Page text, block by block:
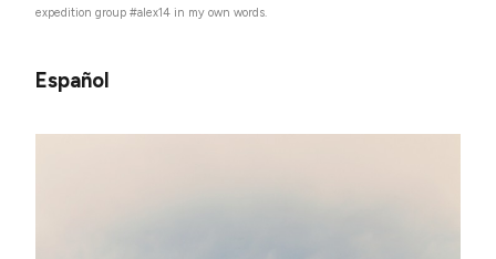
expedition group #alex14 in my own words.
Español